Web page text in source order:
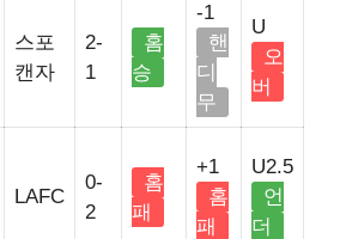
스포
캔자
2-
1
홈
승
-1
핸
디
무
U
오
버
LAFC
0-
2
홈
패
+1
홈
패
U2.5
언
더